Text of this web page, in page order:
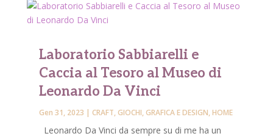
Laboratorio Sabbiarelli e
Caccia al Tesoro al Museo di
Leonardo Da Vinci
Gen 31, 2023 | CRAFT,GIOCHI,GRAFICA E DESIGN,HOME
Leonardo Da Vinci da sempre su di me ha un